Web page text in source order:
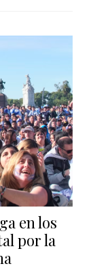
en los
por la